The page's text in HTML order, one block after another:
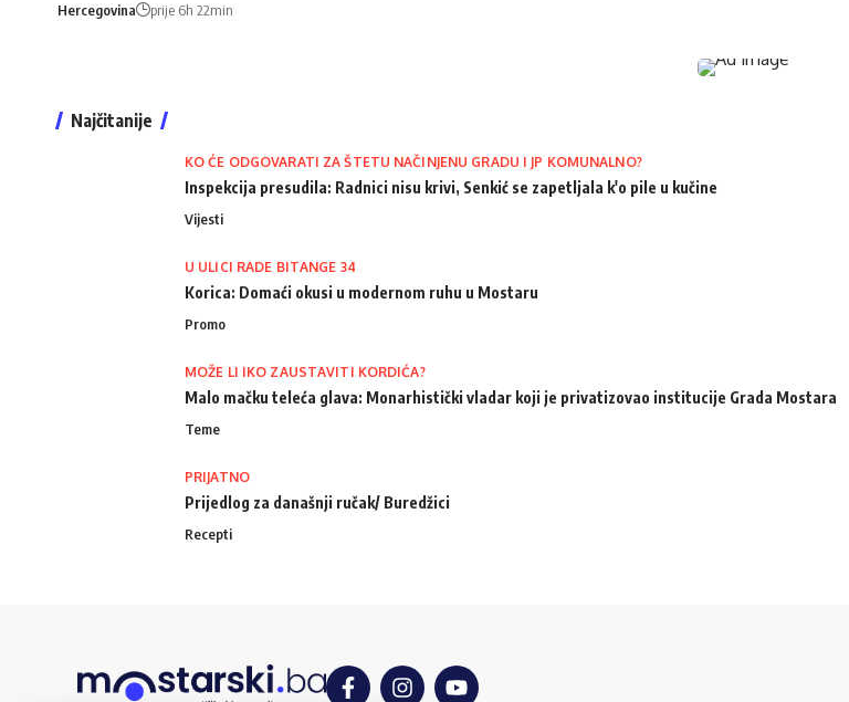
Hercegovina prije 6h 22min
Najčitanije
KO ĆE ODGOVARATI ZA ŠTETU NAČINJENU GRADU I JP KOMUNALNO?
Inspekcija presudila: Radnici nisu krivi, Senkić se zapetljala k'o pile u kučine
Vijesti
U ULICI RADE BITANGE 34
Korica: Domaći okusi u modernom ruhu u Mostaru
Promo
MOŽE LI IKO ZAUSTAVITI KORDIĆA?
Malo mačku teleća glava: Monarhistički vladar koji je privatizovao institucije Grada Mostara
Teme
PRIJATNO
Prijedlog za današnji ručak/ Buredžici
Recepti